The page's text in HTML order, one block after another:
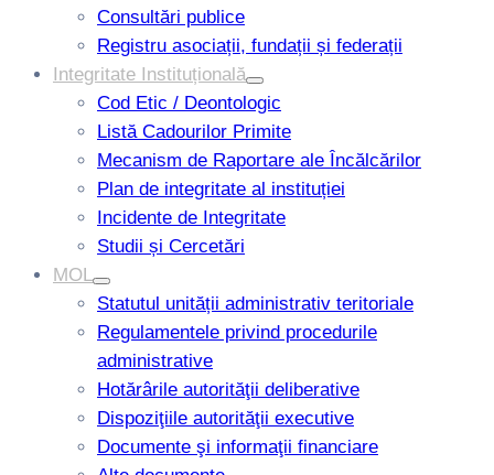
Consultări publice
Registru asociații, fundații și federații
Integritate Instituțională
Cod Etic / Deontologic
Listă Cadourilor Primite
Mecanism de Raportare ale Încălcărilor
Plan de integritate al instituției
Incidente de Integritate
Studii și Cercetări
MOL
Statutul unității administrativ teritoriale
Regulamentele privind procedurile
administrative
Hotărârile autorităţii deliberative
Dispoziţiile autorităţii executive
Documente şi informaţii financiare